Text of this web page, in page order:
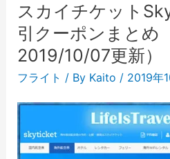
スカイチケット
引クーポンまとめ
2019/10/07更新）
フライト / By Kaito / 2019年